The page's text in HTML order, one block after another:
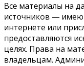
Все материалы на
источников —
интернете или
предоставляются
целях. Права на
владельцам.